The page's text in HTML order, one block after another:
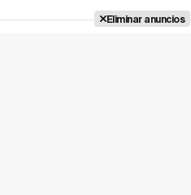
Eliminar anuncios